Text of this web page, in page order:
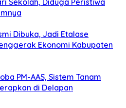
Dibuka, Jadi Etalase
Ekonomi Kabupaten
PM-AAS, Sistem Tanam
di Delapan